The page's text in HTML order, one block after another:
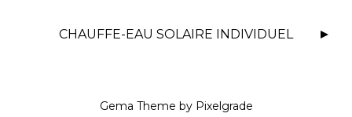
CHAUFFE-EAU SOLAIRE INDIVIDUEL
Gema Theme by Pixelgrade